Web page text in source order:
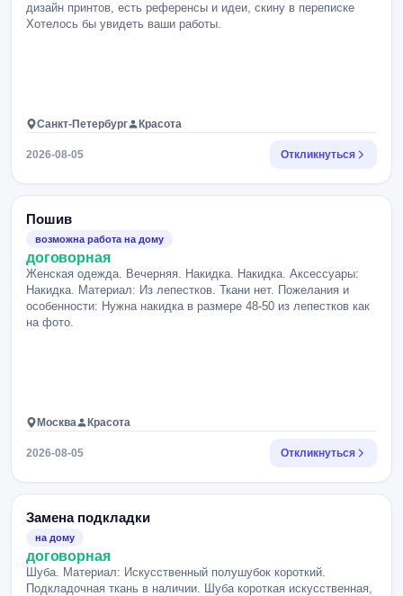
дизайн принтов, есть референсы и идеи, скину в переписке
Хотелось бы увидеть ваши работы.
Санкт-Петербург Красота
2026-08-05 Откликнуться
Пошив
возможна работа на дому
договорная
Женская одежда. Вечерняя. Накидка. Накидка. Аксессуары:
Накидка. Материал: Из лепестков. Ткани нет. Пожелания и
особенности: Нужна накидка в размере 48-50 из лепестков как
на фото.
Москва Красота
2026-08-05 Откликнуться
Замена подкладки
на дому
договорная
Шуба. Материал: Искусственный полушубок короткий.
Подкладочная ткань в наличии. Шуба короткая искусственная,